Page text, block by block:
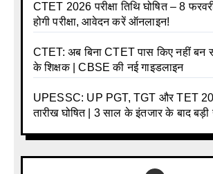
CTET 2026 परीक्षा तिथि घोषित – 8
होगी परीक्षा, आवेदन करें ऑनलाइन!
CTET: अब बिना CTET पास किए नहीं बन
के शिक्षक | CBSE की नई गाइडलाइन
UPESSC: UP PGT, TGT और TET
तारीख घोषित | 3 साल के इंतजार के बाद बड़ी